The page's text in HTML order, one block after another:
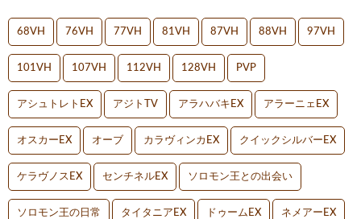
68VH 76VH 77VH 81VH 87VH 88VH 97VH
101VH 107VH 112VH 128VH PVP
アシュトレトEX アジトTV アラハバキEX アラーニェEX
オスカーEX オーブ カラヴィンカEX クイックシルバーEX
ケラヴノスEX センチネルEX ソロモン王との出会い
ソロモン王の日常 タイタニアEX ドゥームEX ネメアーEX